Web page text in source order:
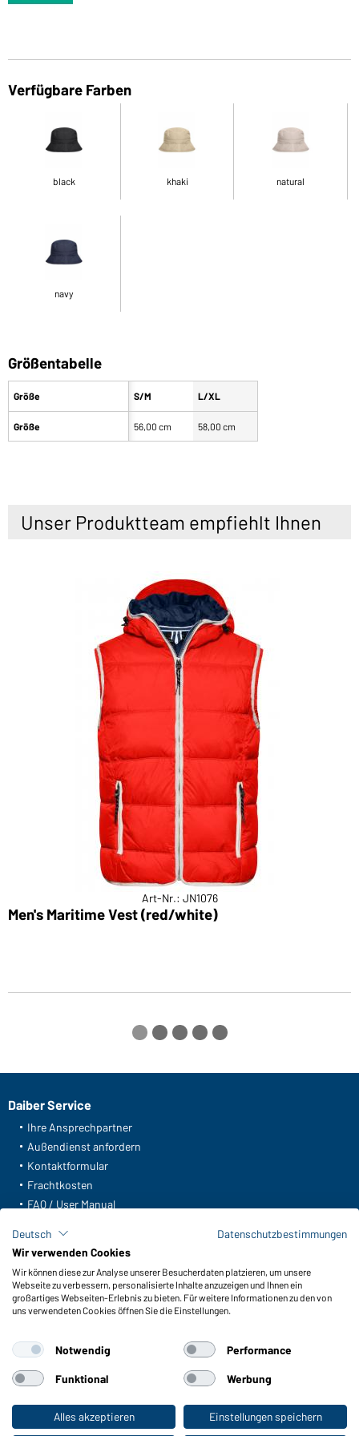
Zum Privatkunden-Shop
Verfügbare Farben
black khaki natural
navy
Größentabelle
Größe
Größe
S/M L/XL
56,00 cm 58,00 cm
Unser Produktteam empfiehlt Ihnen
Art-Nr.: JN1076
Men's Maritime Vest (red/white)
Daiber Service
Ihre Ansprechpartner
Außendienst anfordern
Kontaktformular
Frachtkosten
FAQ / User Manual
Meldeportal nach Hinweisgeberschutz
Funktionen & Pflege
Produkteigenschaften
Pflegehinweise
Farben
WORKWEAR COLLECTION
Die ideale Wahl für Professionals: Kollektionen
Deutsch
Datenschutzbestimmungen
Wir verwenden Cookies
Wir können diese zur Analyse unserer Besucherdaten platzieren, um unsere
Webseite zu verbessern, personalisierte Inhalte anzuzeigen und Ihnen ein
großartiges Webseiten-Erlebnis zu bieten. Für weitere Informationen zu den von
uns verwendeten Cookies öffnen Sie die Einstellungen.
Notwendig Performance
Funktional Werbung
Alles akzeptieren Einstellungen speichern